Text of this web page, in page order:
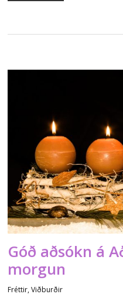
Góð aðsókn á
morgun
Fréttir,Viðburðir